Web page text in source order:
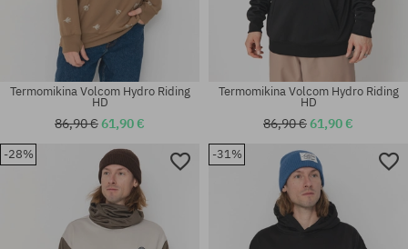
Termomikina Volcom Hydro Riding
HD
86,90 €61,90 €
Termomikina Volcom Hydro Riding
HD
86,90 €61,90 €
-28% -31%